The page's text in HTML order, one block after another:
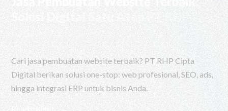
Cari jasa pembuatan website terbaik? PT RHP Cipta
Digital berikan solusi one-stop: web profesional, SEO, ads,
hingga integrasi ERP untuk bisnis Anda.